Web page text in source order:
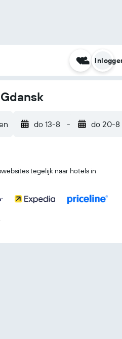
do 13-8 - do 20-8
tegelijk naar hotels in